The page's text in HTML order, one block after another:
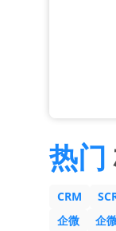
热门
CRM
企微
企